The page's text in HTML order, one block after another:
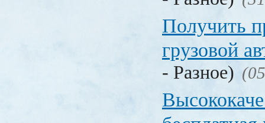
Получить
грузовой
- Разное)